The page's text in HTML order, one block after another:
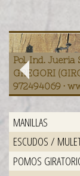
Pol. Ind. Jueria
GREGORI
972494069 ·
MANILLAS
ESCUDOS /
POMOS